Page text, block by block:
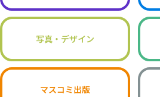
写真・デザイン
マスコミ出版